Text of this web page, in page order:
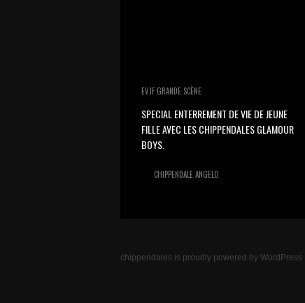
EVJF GRANDE SCÈNE
SPECIAL ENTERREMENT DE VIE DE JEUNE
FILLE AVEC LES CHIPPENDALES GLAMOUR
BOYS.
CHIPPENDALE ANGELO
chippendales is proudly powered by WordPress